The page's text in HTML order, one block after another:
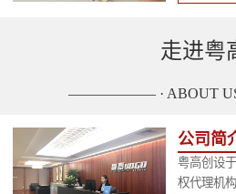
走进粤
—————— · ABOUT
公司简
粤高创设
权代理机